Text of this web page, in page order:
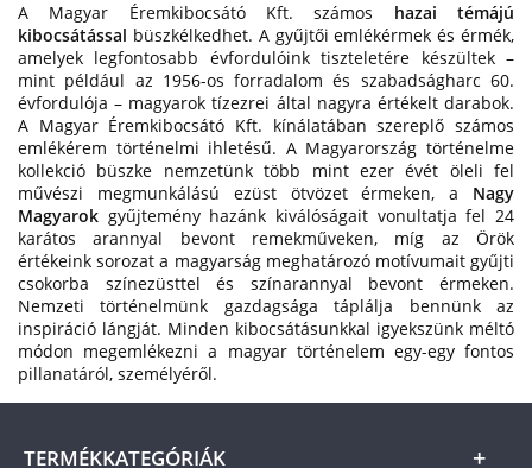
A Magyar Éremkibocsátó Kft. számos hazai témájú
kibocsátással büszkélkedhet. A gyűjtői emlékérmek és érmék,
amelyek legfontosabb évfordulóink tiszteletére készültek –
mint például az 1956-os forradalom és szabadságharc 60.
évfordulója – magyarok tízezrei által nagyra értékelt darabok.
A Magyar Éremkibocsátó Kft. kínálatában szereplő számos
emlékérem történelmi ihletésű. A Magyarország történelme
kollekció büszke nemzetünk több mint ezer évét öleli fel
művészi megmunkálású ezüst ötvözet érmeken, a Nagy
Magyarok gyűjtemény hazánk kiválóságait vonultatja fel 24
karátos arannyal bevont remekműveken, míg az Örök
értékeink sorozat a magyarság meghatározó motívumait gyűjti
csokorba színezüsttel és színarannyal bevont érmeken.
Nemzeti történelmünk gazdagsága táplálja bennünk az
inspiráció lángját. Minden kibocsátásunkkal igyekszünk méltó
módon megemlékezni a magyar történelem egy-egy fontos
pillanatáról, személyéről.
TERMÉKKATEGÓRIÁK